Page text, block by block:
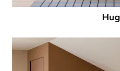
Hug